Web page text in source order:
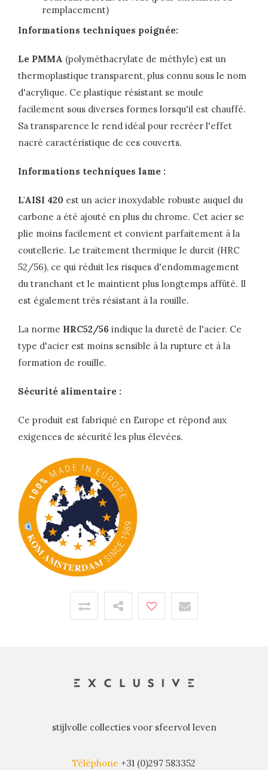
remplacement)
Informations techniques poignée:
Le PMMA (polyméthacrylate de méthyle) est un
thermoplastique transparent, plus connu sous le nom
d'acrylique. Ce plastique résistant se moule
facilement sous diverses formes lorsqu'il est chauffé.
Sa transparence le rend idéal pour recréer l'effet
nacré caractéristique de ces couverts.
Informations techniques lame :
L'AISI 420 est un acier inoxydable robuste auquel du
carbone a été ajouté en plus du chrome. Cet acier se
plie moins facilement et convient parfaitement à la
coutellerie. Le traitement thermique le durcit (HRC
52/56), ce qui réduit les risques d'endommagement
du tranchant et le maintient plus longtemps affûté. Il
est également très résistant à la rouille.
La norme HRC52/56 indique la dureté de l'acier. Ce
type d'acier est moins sensible à la rupture et à la
formation de rouille.
Sécurité alimentaire :
Ce produit est fabriqué en Europe et répond aux
exigences de sécurité les plus élevées.
stijlvolle collecties voor sfeervol leven
Téléphone +31 (0)297 583352